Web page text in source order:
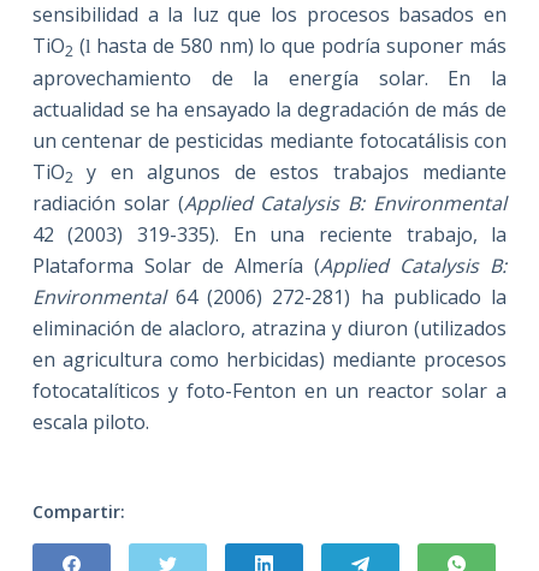
sensibilidad a la luz que los procesos basados en
TiO2 (lhasta de 580 nm) lo que podría suponer más
aprovechamiento de la energía solar. En la
actualidad se ha ensayado la degradación de más de
un centenar de pesticidas mediante fotocatálisis con
TiO2
y en algunos de estos trabajos mediante
radiación solar (Applied Catalysis B: Environmental
42 (2003) 319-335). En una reciente trabajo, la
Plataforma Solarde Almería (Applied Catalysis B:
Environmental64 (2006) 272-281) ha publicado la
eliminación de alacloro, atrazina y diuron (utilizados
en agricultura como herbicidas) mediante procesos
fotocatalíticos y foto-Fenton en un reactor solar a
escala piloto.
Compartir: